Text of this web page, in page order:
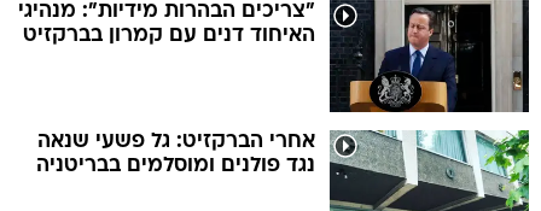
"צריכים הבהרות מידיות": מנהיגי
האיחוד דנים עם קמרון בברקזיט
אחרי הברקזיט: גל פשעי שנאה
נגד פולנים ומוסלמים בבריטניה